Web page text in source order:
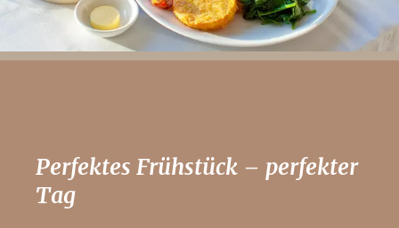
Perfektes Frühstück – perfekter
Tag